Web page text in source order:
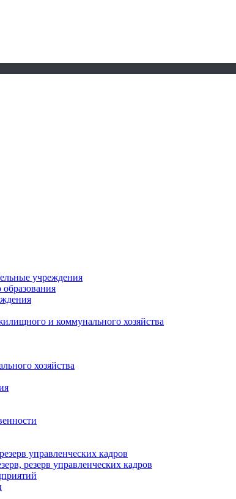
учреждения
и коммунального хозяйства
хозяйства
управленческих кадров
резерв управленческих кадров